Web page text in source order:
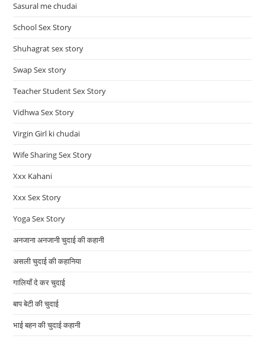
Sasural me chudai
School Sex Story
Shuhagrat sex story
Swap Sex story
Teacher Student Sex Story
Vidhwa Sex Story
Virgin Girl ki chudai
Wife Sharing Sex Story
Xxx Kahani
Xxx Sex Story
Yoga Sex Story
अनजाना अनजानी चुदाई की कहानी
असली चुदाई की कहानिया
गालियाँ दे कर चुदाई
बाप बेटी की चुदाई
भाई बहन की चुदाई कहानी